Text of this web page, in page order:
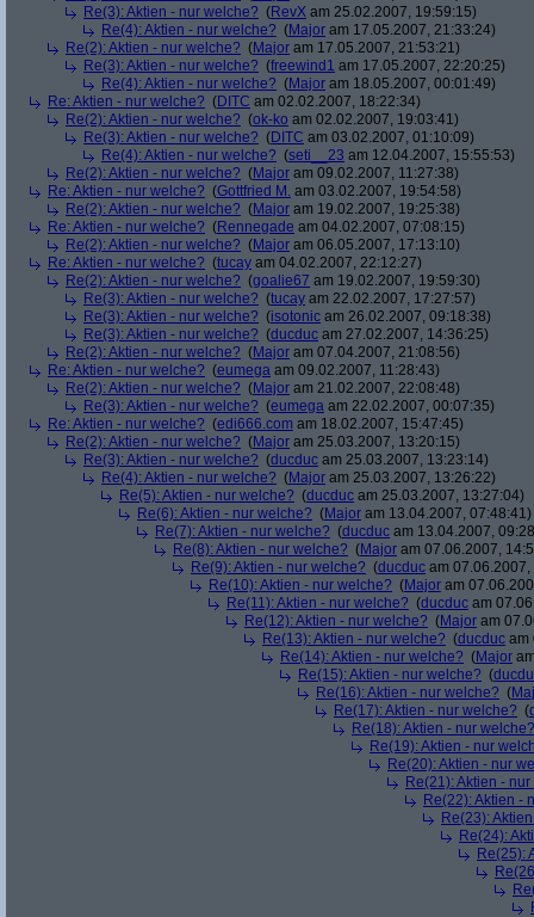
Re(3): Aktien - nur welche? (RevX am 25.02.2007, 19:59:15)
Re(4): Aktien - nur welche? (Major am 17.05.2007, 21:33:24)
Re(2): Aktien - nur welche? (Major am 17.05.2007, 21:53:21)
Re(3): Aktien - nur welche? (freewind1 am 17.05.2007, 22:20:25)
Re(4): Aktien - nur welche? (Major am 18.05.2007, 00:01:49)
Re: Aktien - nur welche? (DITC am 02.02.2007, 18:22:34)
Re(2): Aktien - nur welche? (ok-ko am 02.02.2007, 19:03:41)
Re(3): Aktien - nur welche? (DITC am 03.02.2007, 01:10:09)
Re(4): Aktien - nur welche? (seti__23 am 12.04.2007, 15:55:53)
Re(2): Aktien - nur welche? (Major am 09.02.2007, 11:27:38)
Re: Aktien - nur welche? (Gottfried M. am 03.02.2007, 19:54:58)
Re(2): Aktien - nur welche? (Major am 19.02.2007, 19:25:38)
Re: Aktien - nur welche? (Rennegade am 04.02.2007, 07:08:15)
Re(2): Aktien - nur welche? (Major am 06.05.2007, 17:13:10)
Re: Aktien - nur welche? (tucay am 04.02.2007, 22:12:27)
Re(2): Aktien - nur welche? (goalie67 am 19.02.2007, 19:59:30)
Re(3): Aktien - nur welche? (tucay am 22.02.2007, 17:27:57)
Re(3): Aktien - nur welche? (isotonic am 26.02.2007, 09:18:38)
Re(3): Aktien - nur welche? (ducduc am 27.02.2007, 14:36:25)
Re(2): Aktien - nur welche? (Major am 07.04.2007, 21:08:56)
Re: Aktien - nur welche? (eumega am 09.02.2007, 11:28:43)
Re(2): Aktien - nur welche? (Major am 21.02.2007, 22:08:48)
Re(3): Aktien - nur welche? (eumega am 22.02.2007, 00:07:35)
Re: Aktien - nur welche? (edi666.com am 18.02.2007, 15:47:45)
Re(2): Aktien - nur welche? (Major am 25.03.2007, 13:20:15)
Re(3): Aktien - nur welche? (ducduc am 25.03.2007, 13:23:14)
Re(4): Aktien - nur welche? (Major am 25.03.2007, 13:26:22)
Re(5): Aktien - nur welche? (ducduc am 25.03.2007, 13:27:04)
Re(6): Aktien - nur welche? (Major am 13.04.2007, 07:48:41)
Re(7): Aktien - nur welche? (ducduc am 13.04.2007,
Re(8): Aktien - nur welche? (Major am 07.06.2007,
Re(9): Aktien - nur welche? (ducduc am
Re(10): Aktien - nur welche? (Major am
Re(11): Aktien - nur welche? (ducduc am
Re(12): Aktien - nur welche? (Major am
Re(13): Aktien - nur welche? (ducduc am
Re(14): Aktien - nur welche? (Major
Re(15): Aktien - nur welche? (
Re(16): Aktien - nur welche? (
Re(17): Aktien - nur welche? (
Re(18): Aktien - nur welche?
Re(19): Aktien - nur
Re(20): Aktien - nur
Re(21): Aktien -
Re(22): Aktien -
Re(23):
Re(24):
Re(25):